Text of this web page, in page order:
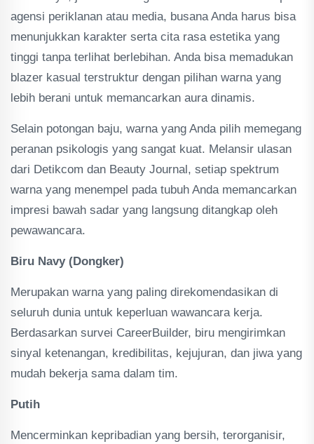
agensi periklanan atau media, busana Anda harus bisa
menunjukkan karakter serta cita rasa estetika yang
tinggi tanpa terlihat berlebihan. Anda bisa memadukan
blazer kasual terstruktur dengan pilihan warna yang
lebih berani untuk memancarkan aura dinamis.
Selain potongan baju, warna yang Anda pilih memegang
peranan psikologis yang sangat kuat. Melansir ulasan
dari Detikcom dan Beauty Journal, setiap spektrum
warna yang menempel pada tubuh Anda memancarkan
impresi bawah sadar yang langsung ditangkap oleh
pewawancara.
Biru Navy (Dongker)
Merupakan warna yang paling direkomendasikan di
seluruh dunia untuk keperluan wawancara kerja.
Berdasarkan survei CareerBuilder, biru mengirimkan
sinyal ketenangan, kredibilitas, kejujuran, dan jiwa yang
mudah bekerja sama dalam tim.
Putih
Mencerminkan kepribadian yang bersih, terorganisir,